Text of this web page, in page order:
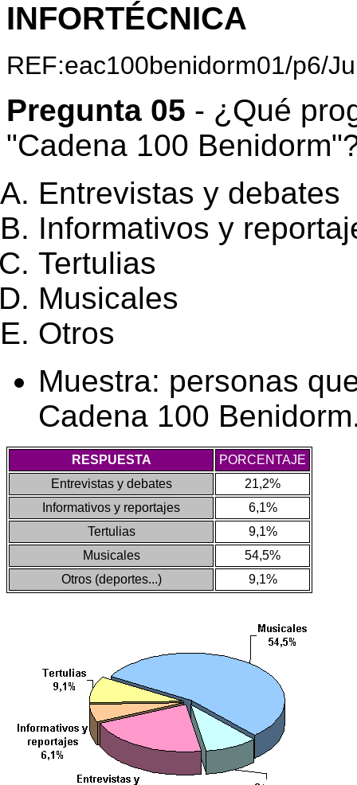
INFORTÉCNICA
REF:eac100benidorm01/p6/
Pregunta 05 - ¿Qué
"Cadena 100
Entrevistas y debates
Informativos y
Tertulias
Musicales
Otros
Muestra: personas
Cadena 100
RESPUESTA
PORCENTAJE
Entrevistas y debates
21,2%
Informativos y reportajes
6,1%
Tertulias
9,1%
Musicales
54,5%
Otros (deportes...)
9,1%